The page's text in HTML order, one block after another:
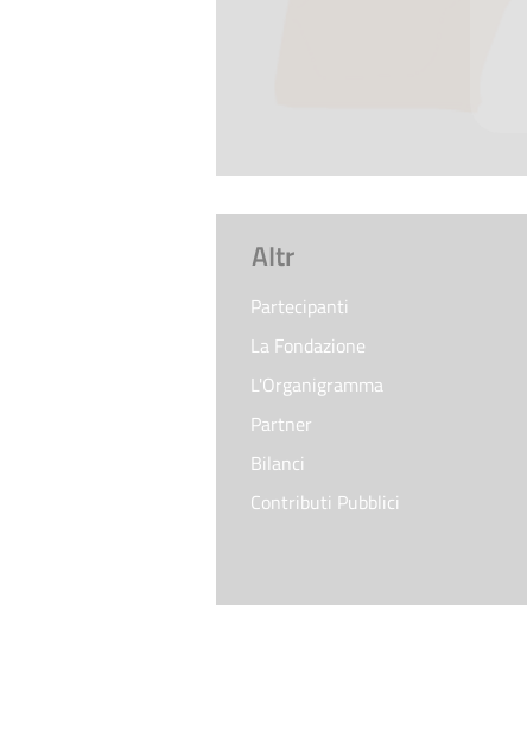
AItr
Partecipanti
La Fondazione
L'Organigramma
Partner
Bilanci
Contributi Pubblici